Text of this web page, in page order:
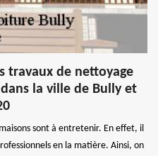
travaux de nettoyage
la ville de Bully et
sont à entretenir. En effet, il
en la matière. Ainsi, on